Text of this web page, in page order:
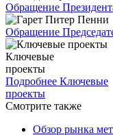
Обращение
Обращение
Ключевые
проекты
Подробнее Ключевые
проекты
Смотрите также
Обзор рынка